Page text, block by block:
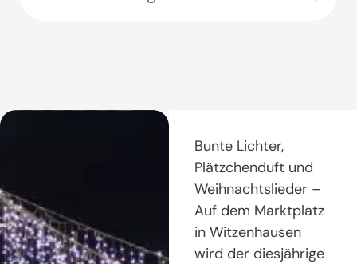
Bunte Lichter,
Plätzchenduft und
Weihnachtslieder –
Auf dem Marktplatz
in Witzenhausen
wird der diesjährige